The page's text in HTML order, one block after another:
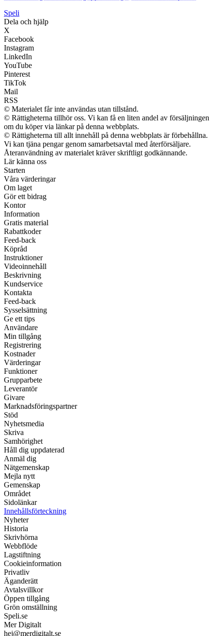
Speli
Dela och hjälp
X
Facebook
Instagram
LinkedIn
YouTube
Pinterest
TikTok
Mail
RSS
© Materialet får inte användas utan tillstånd.
© Rättigheterna tillhör oss. Vi kan få en liten andel av försäljningen
om du köper via länkar på denna webbplats.
© Rättigheterna till allt innehåll på denna webbplats är förbehållna.
Vi kan tjäna pengar genom samarbetsavtal med återförsäljare.
Återanvändning av materialet kräver skriftligt godkännande.
Lär känna oss
Starten
Våra värderingar
Om laget
Gör ett bidrag
Kontor
Information
Gratis material
Rabattkoder
Feed-back
Köpråd
Instruktioner
Videoinnehåll
Beskrivning
Kundservice
Kontakta
Feed-back
Sysselsättning
Ge ett tips
Användare
Min tillgång
Registrering
Kostnader
Värderingar
Funktioner
Grupparbete
Leverantör
Givare
Marknadsföringspartner
Stöd
Nyhetsmedia
Skriva
Samhörighet
Håll dig uppdaterad
Anmäl dig
Nätgemenskap
Mejla nytt
Gemenskap
Området
Sidolänkar
Innehållsförteckning
Nyheter
Historia
Skrivhörna
Webbflöde
Lagstiftning
Cookieinformation
Privatliv
Äganderätt
Avtalsvillkor
Öppen tillgång
Grön omställning
Speli.se
Mer Digitalt
hej@merdigitalt.se